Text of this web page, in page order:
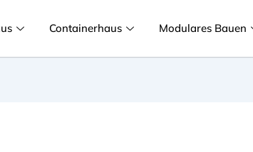
Containerhaus Modulares Bauen